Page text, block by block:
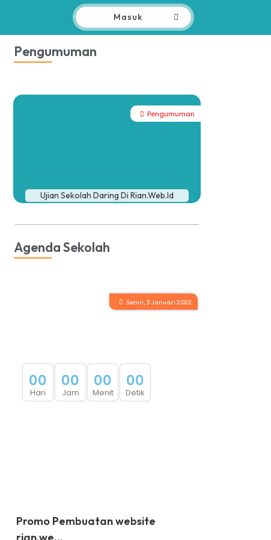
Masuk
Pengumuman
Pengumuman
Ujian Sekolah Daring Di Rian.web.id
Agenda Sekolah
Senin, 3 Januari 2022
Promo Pembuatan website
rian.we...
00
Hari
00
Jam
00
Menit
00
Detik